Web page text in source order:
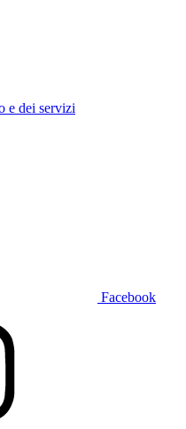
e dei servizi
Facebook